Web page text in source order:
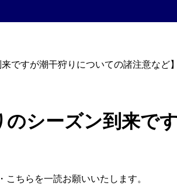
ですが潮干狩りについての諸注意など】
のシーズン到来で
ちらを一読お願いいたします。